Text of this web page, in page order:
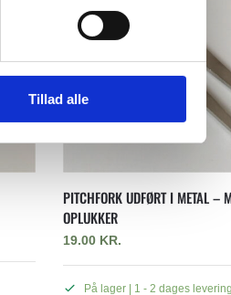
Tillad alle
PITCHFORK UDFØRT I METAL –
OPLUKKER
19.00 KR.
På lager | 1 - 2 dages